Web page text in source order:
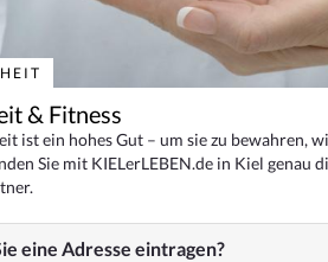
& Fitness
ist ein hohes Gut – um sie zu bewahren,
Sie mit KIELerLEBEN.de in Kiel genau
eine Adresse eintragen?